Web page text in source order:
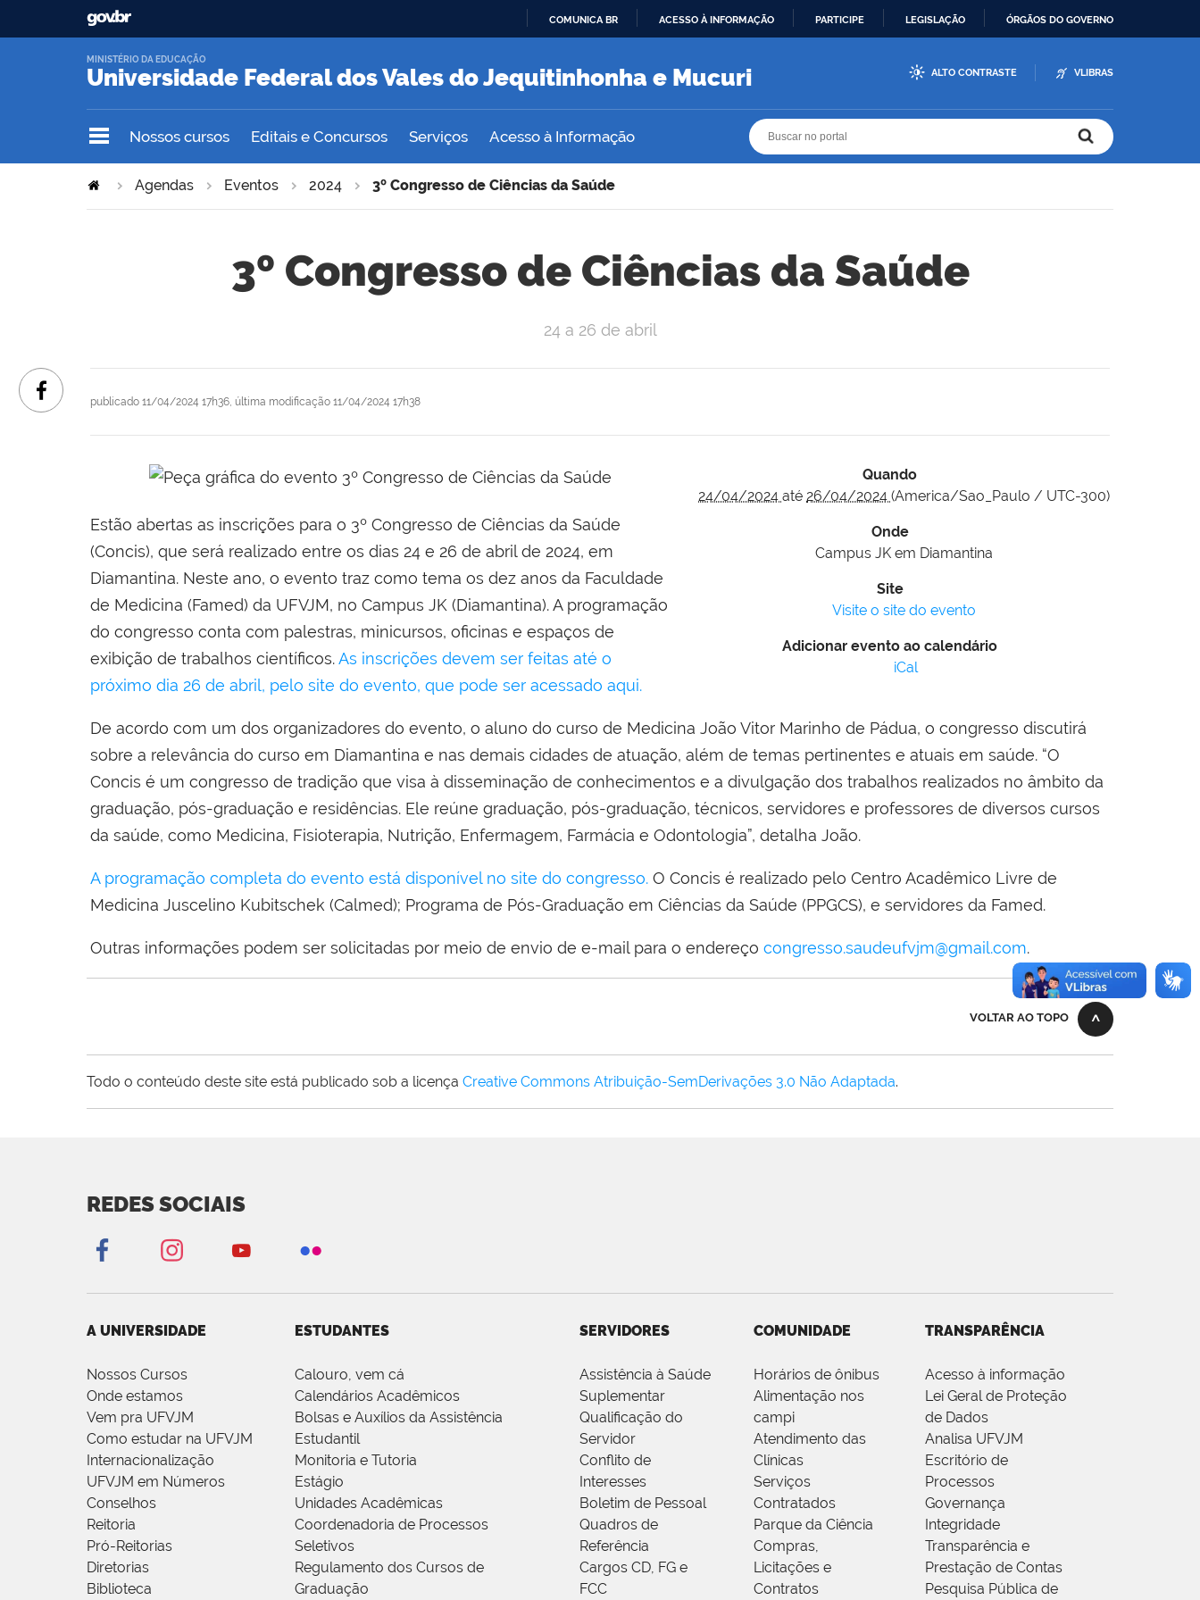
O
COMUNICA BR ACESSO À INFORMAÇÃO PARTICIPE LEGISLAÇÃO ÓRGÃOS DO GOVERNO
Universidade Federal dos Vales do Jequitinhonha e Mucuri
MINISTÉRIO DA EDUCAÇÃO
ALTO CONTRASTE VLIBRAS
Nossos cursos Editais e Concursos Serviços Acesso à Informação
Agendas Eventos 2024 3º Congresso de Ciências da Saúde
3º Congresso de Ciências da Saúde
publicado 11/04/2024 17h36, última modificação 11/04/2024 17h38
24 a 26 de abril
Quando
24/04/2024 até 26/04/2024 (America/Sao_Paulo / UTC-300)
Onde
Campus JK em Diamantina
Site
Visite o site do evento
Adicionar evento ao calendário
iCal
Estão abertas as inscrições para o 3º Congresso de Ciências da Saúde
(Concis), que será realizado entre os dias 24 e 26 de abril de 2024, em
Diamantina. Neste ano, o evento traz como tema os dez anos da Faculdade
de Medicina (Famed) da UFVJM, no Campus JK (Diamantina). A programação
do congresso conta com palestras, minicursos, oficinas e espaços de
exibição de trabalhos científicos.As inscrições devem ser feitas até o
próximo dia 26 de abril, pelo site do evento, que pode ser acessado aqui.
De acordo com um dos organizadores do evento, o aluno do curso de Medicina João Vitor Marinho de Pádua, o congresso discutirá
sobre a relevância do curso em Diamantina e nas demais cidades de atuação, além de temas pertinentes e atuais em saúde. “O
Concis é um congresso de tradição que visa à disseminação de conhecimentos e a divulgação dos trabalhos realizados no âmbito da
graduação, pós-graduação e residências. Ele reúne graduação, pós-graduação, técnicos, servidores e professores de diversos cursos
da saúde, como Medicina, Fisioterapia, Nutrição, Enfermagem, Farmácia e Odontologia”, detalha João.
A programação completa do evento está disponível no site do congresso. O Concis é realizado pelo Centro Acadêmico Livre de
Medicina Juscelino Kubitschek (Calmed); Programa de Pós-Graduação em Ciências da Saúde (PPGCS), e servidores da Famed.
Outras informações podem ser solicitadas por meio de envio de e-mail para o endereço congresso.saudeufvjm@gmail.com.
VOLTAR AO TOPO
Todo o conteúdo deste site está publicado sob a licença Creative Commons Atribuição-SemDerivações 3.0 Não Adaptada.
REDES SOCIAIS
A UNIVERSIDADE
Nossos Cursos
Onde estamos
Vem pra UFVJM
Como estudar na UFVJM
Internacionalização
UFVJM em Números
Conselhos
Reitoria
Pró-Reitorias
Diretorias
Biblioteca
ESTUDANTES
Calouro, vem cá
Calendários Acadêmicos
Bolsas e Auxílios da Assistência
Estudantil
Monitoria e Tutoria
Estágio
Unidades Acadêmicas
Coordenadoria de Processos
Seletivos
Regulamento dos Cursos de
Graduação
SERVIDORES
Assistência à Saúde
Suplementar
Qualificação do
Servidor
Conflito de
Interesses
Boletim de Pessoal
Quadros de
Referência
Cargos CD, FG e
FCC
COMUNIDADE
Horários de ônibus
Alimentação nos
campi
Atendimento das
Clínicas
Serviços
Contratados
Parque da Ciência
Compras,
Licitações e
Contratos
TRANSPARÊNCIA
Acesso à informação
Lei Geral de Proteção
de Dados
Analisa UFVJM
Escritório de
Processos
Governança
Integridade
Transparência e
Prestação de Contas
Pesquisa Pública de